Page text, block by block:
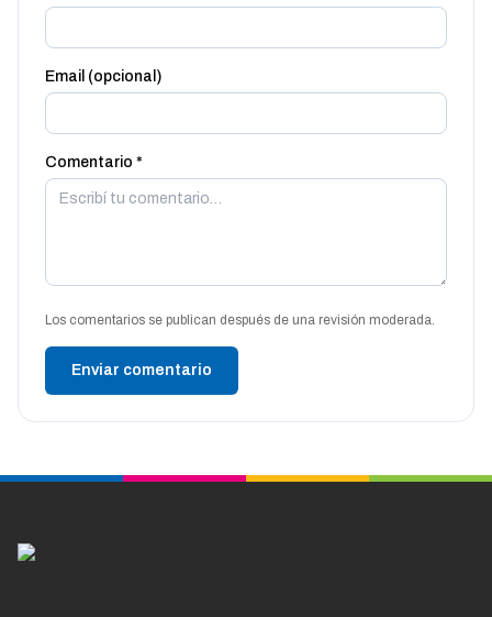
Email (opcional)
Comentario *
Los comentarios se publican después de una revisión moderada.
Enviar comentario